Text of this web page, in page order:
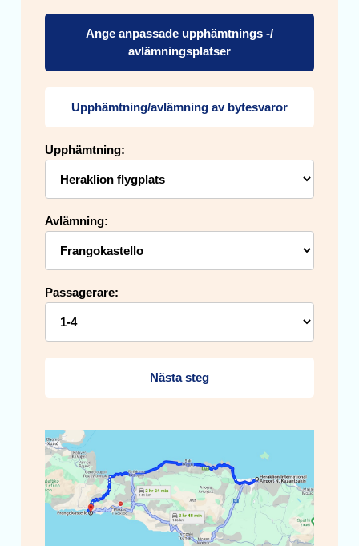
Ange anpassade upphämtnings -/
avlämningsplatser
Upphämtning/avlämning av bytesvaror
Upphämtning:
Avlämning:
Passagerare:
Nästa steg